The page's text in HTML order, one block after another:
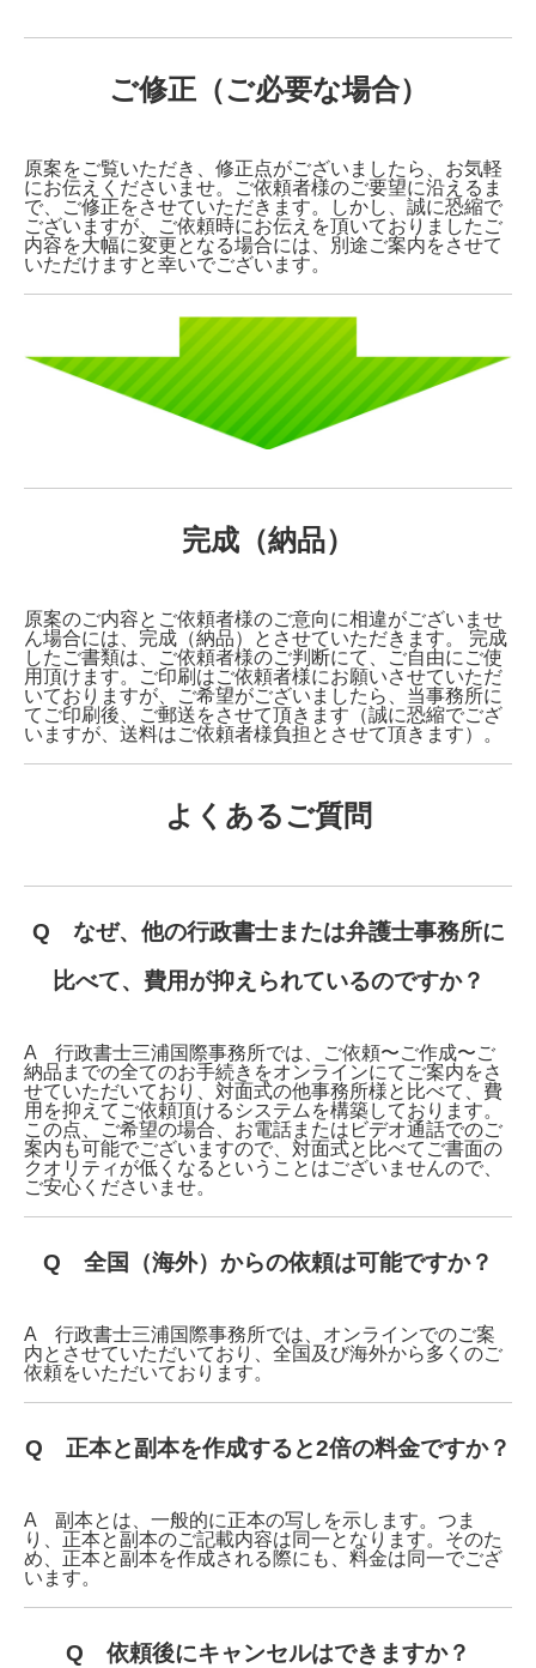
ご修正（ご必要な場合）
原案をご覧いただき、修正点がございましたら、お気軽
にお伝えくださいませ。ご依頼者様のご要望に沿えるま
で、ご修正をさせていただきます。しかし、誠に恐縮で
ございますが、ご依頼時にお伝えを頂いておりましたご
内容を大幅に変更となる場合には、別途ご案内をさせて
いただけますと幸いでございます。
完成（納品）
原案のご内容とご依頼者様のご意向に相違がございませ
ん場合には、完成（納品）とさせていただきます。 完成
したご書類は、ご依頼者様のご判断にて、ご自由にご使
用頂けます。ご印刷はご依頼者様にお願いさせていただ
いておりますが、ご希望がございましたら、当事務所に
てご印刷後、ご郵送をさせて頂きます（誠に恐縮でござ
いますが、送料はご依頼者様負担とさせて頂きます）。
よくあるご質問
Q なぜ、他の行政書士または弁護士事務所に
比べて、費用が抑えられているのですか？
A 行政書士三浦国際事務所では、ご依頼〜ご作成〜ご
納品までの全てのお手続きをオンラインにてご案内をさ
せていただいており、対面式の他事務所様と比べて、費
用を抑えてご依頼頂けるシステムを構築しております。
この点、ご希望の場合、お電話またはビデオ通話でのご
案内も可能でございますので、対面式と比べてご書面の
クオリティが低くなるということはございませんので、
ご安心くださいませ。
Q 全国（海外）からの依頼は可能ですか？
A 行政書士三浦国際事務所では、オンラインでのご案
内とさせていただいており、全国及び海外から多くのご
依頼をいただいております。
Q 正本と副本を作成すると2倍の料金ですか？
A 副本とは、一般的に正本の写しを示します。つま
り、正本と副本のご記載内容は同一となります。そのた
め、正本と副本を作成される際にも、料金は同一でござ
います。
Q 依頼後にキャンセルはできますか？